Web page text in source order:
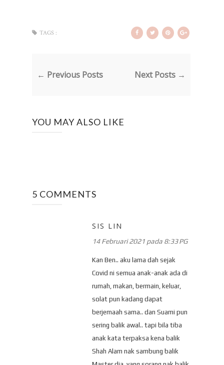
TAGS :
← Previous Posts Next Posts →
YOU MAY ALSO LIKE
5 COMMENTS
SIS LIN
14 Februari 2021 pada 8:33 PG
Kan Ben.. aku lama dah sejak
Covid ni semua anak-anak ada di
rumah, makan, bermain, keluar,
solat pun kadang dapat
berjemaah sama.. dan Suami pun
sering balik awal.. tapi bila tiba
anak kata terpaksa kena balik
Shah Alam nak sambung balik